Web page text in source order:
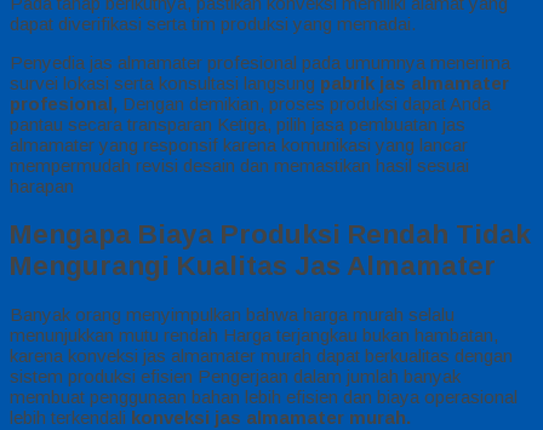
dapat diverifikasi serta tim produksi yang memadai.
Penyedia jas almamater profesional pada umumnya menerima
survei lokasi serta konsultasi langsung pabrik jas almamater
profesional, Dengan demikian, proses produksi dapat Anda
pantau secara transparan Ketiga, pilih jasa pembuatan jas
almamater yang responsif karena komunikasi yang lancar
mempermudah revisi desain dan memastikan hasil sesuai
harapan
Mengapa Biaya Produksi Rendah Tidak
Mengurangi Kualitas Jas Almamater
Banyak orang menyimpulkan bahwa harga murah selalu
menunjukkan mutu rendah Harga terjangkau bukan hambatan,
karena konveksi jas almamater murah dapat berkualitas dengan
sistem produksi efisien Pengerjaan dalam jumlah banyak
membuat penggunaan bahan lebih efisien dan biaya operasional
lebih terkendali konveksi jas almamater murah.